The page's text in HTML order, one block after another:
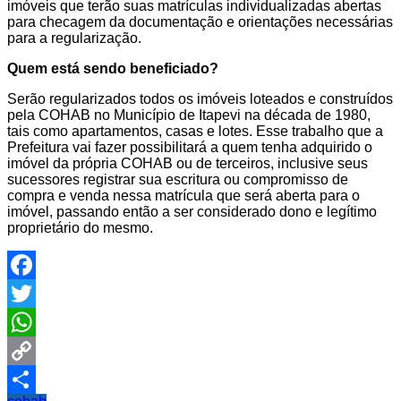
imóveis que terão suas matrículas individualizadas abertas
para checagem da documentação e orientações necessárias
para a regularização.
Quem está sendo beneficiado?
Serão regularizados todos os imóveis loteados e construídos
pela COHAB no Município de Itapevi na década de 1980,
tais como apartamentos, casas e lotes. Esse trabalho que a
Prefeitura vai fazer possibilitará a quem tenha adquirido o
imóvel da própria COHAB ou de terceiros, inclusive seus
sucessores registrar sua escritura ou compromisso de
compra e venda nessa matrícula que será aberta para o
imóvel, passando então a ser considerado dono e legítimo
proprietário do mesmo.
Facebook
Twitter
WhatsApp
Copy